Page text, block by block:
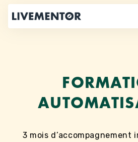
Aller
contenu
3 mois d’accompagnement